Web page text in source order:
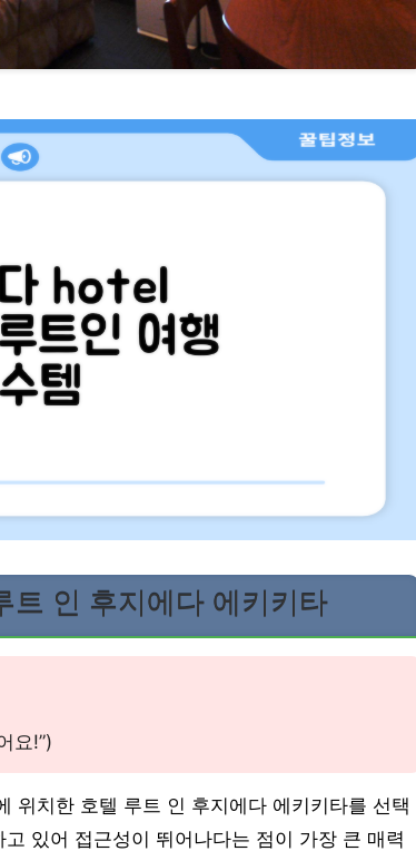
트 인 후지에다 에키키타
요!”)
위치한 호텔 루트 인 후지에다 에키키타를 선택
있어 접근성이 뛰어나다는 점이 가장 큰 매력